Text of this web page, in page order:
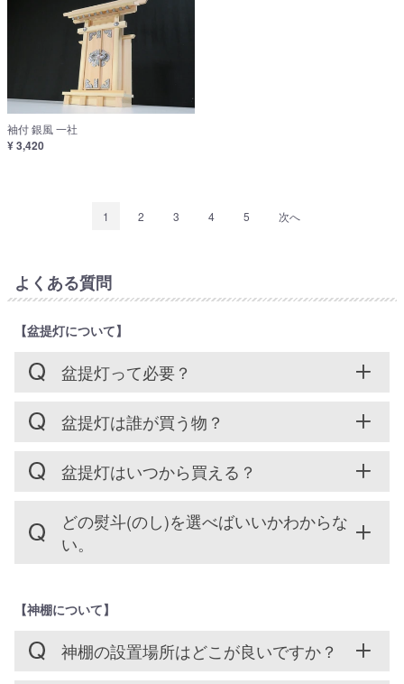
袖付 銀風 一社
¥ 3,420
1 2 3 4 5 次へ
よくある質問
【盆提灯について】
盆提灯って必要？
盆提灯は誰が買う物？
盆提灯はいつから買える？
どの熨斗(のし)を選べばいいかわからな
い。
【神棚について】
神棚の設置場所はどこが良いですか？